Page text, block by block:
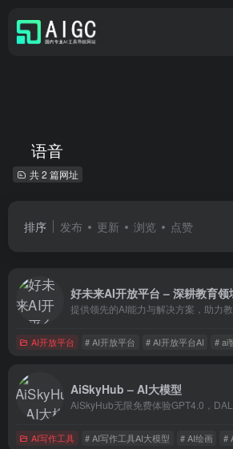
语音
共 2 篇网址
排序 发布 更新 浏览 点赞
好未来AI开放平台 – 深耕教育领
提供领先的AI能力与解决方案，助力
AI开放平台 # AI开放平台 # AI开放平台AI # ai
AiSkyHub – AI大模型
AI写作工具 # AI写作工具AI大模型 # AI绘画 #